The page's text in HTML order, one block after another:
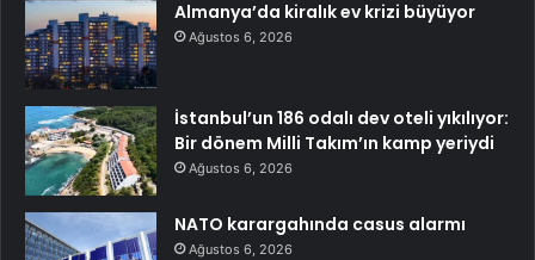
Almanya’da kiralık ev krizi büyüyor
Ağustos 6, 2026
İstanbul’un 186 odalı dev oteli yıkılıyor:
Bir dönem Milli Takım’ın kamp yeriydi
Ağustos 6, 2026
NATO karargahında casus alarmı
Ağustos 6, 2026